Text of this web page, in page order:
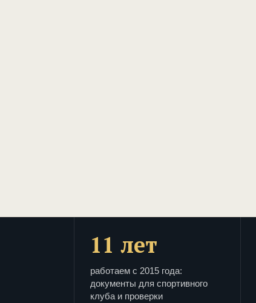
11 лет
работаем с 2015 года:
документы для спортивного
клуба и проверки